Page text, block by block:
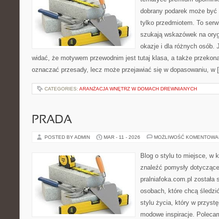
dobrany podarek może
tylko przedmiotem. To
szukają wskazówek na
okazje i dla różnych osób.
widać, że motywem przewodnim jest tutaj klasa, a także
oznaczać przesady, lecz może przejawiać się w dopasowaniu,
CATEGORIES: ARANŻACJA WNĘTRZ W DOMACH DREWNIANYCH
PRADA
POSTED BY ADMIN MAR - 11 - 2026 MOŻLIWOŚĆ
Blog o stylu to miejsce, w
znaleźć pomysły
pralniafoka.com.pl została
osobach, które chcą
stylu życia, który w
modowe inspiracje.